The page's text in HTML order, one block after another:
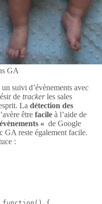
GA
suivi d’évènements avec
de trackerles sales
La détection des
être facile à l’aide de
« de Google
GA reste également facile.
: